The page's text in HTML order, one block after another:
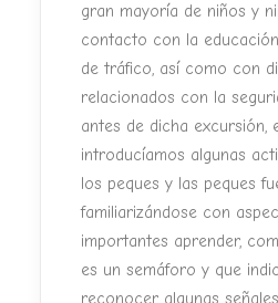
gran mayoría de niños y
contacto con la
de tráfico, así como con
relacionados con la
antes de dicha excursión,
introducíamos algunas
los peques y las peques
familiarizándose con
importantes aprender,
es un semáforo y que
reconocer algunas